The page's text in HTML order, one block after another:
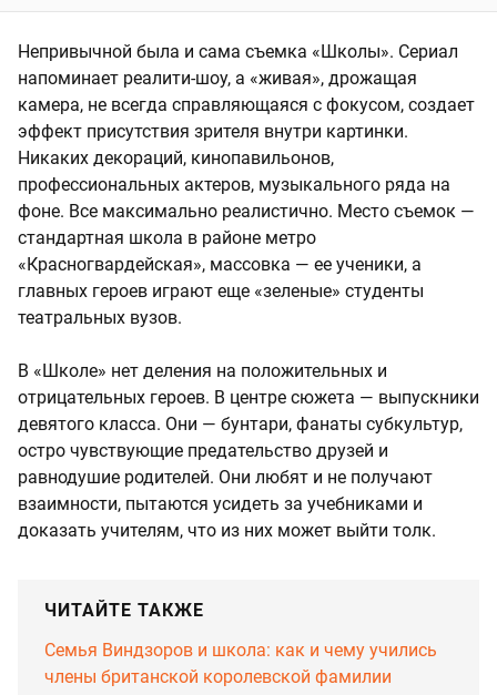
Непривычной была и сама съемка «Школы». Сериал
напоминает реалити-шоу, а «живая», дрожащая
камера, не всегда справляющаяся с фокусом, создает
эффект присутствия зрителя внутри картинки.
Никаких декораций, кинопавильонов,
профессиональных актеров, музыкального ряда на
фоне. Все максимально реалистично. Место съемок —
стандартная школа в районе метро
«Красногвардейская», массовка — ее ученики, а
главных героев играют еще «зеленые» студенты
театральных вузов.
В «Школе» нет деления на положительных и
отрицательных героев. В центре сюжета — выпускники
девятого класса. Они — бунтари, фанаты субкультур,
остро чувствующие предательство друзей и
равнодушие родителей. Они любят и не получают
взаимности, пытаются усидеть за учебниками и
доказать учителям, что из них может выйти толк.
ЧИТАЙТЕ ТАКЖЕ
Семья Виндзоров и школа: как и чему учились
члены британской королевской фамилии